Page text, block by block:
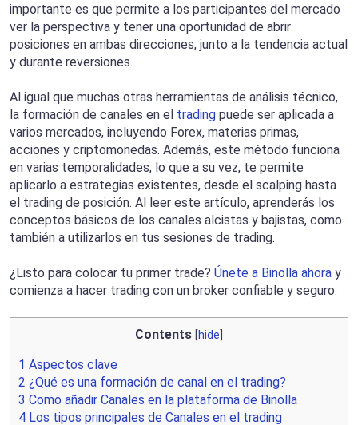
importante es que permite a los participantes del mercado
ver la perspectiva y tener una oportunidad de abrir
posiciones en ambas direcciones, junto a la tendencia actual
y durante reversiones.
Al igual que muchas otras herramientas de análisis técnico,
la formación de canales en el trading puede ser aplicada a
varios mercados, incluyendo Forex, materias primas,
acciones y criptomonedas. Además, este método funciona
en varias temporalidades, lo que a su vez, te permite
aplicarlo a estrategias existentes, desde el scalping hasta
el trading de posición. Al leer este artículo, aprenderás los
conceptos básicos de los canales alcistas y bajistas, como
también a utilizarlos en tus sesiones de trading.
¿Listo para colocar tu primer trade? Únete a Binolla ahora y
comienza a hacer trading con un broker confiable y seguro.
Contents [hide
1 Aspectos clave
2 ¿Qué es una formación de canal en el trading?
3 Como añadir Canales en la plataforma de Binolla
4 Los tipos principales de Canales en el trading